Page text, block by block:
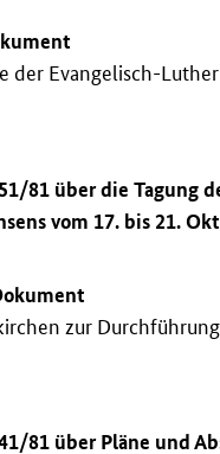
der Evangelisch-
81 über die Tagung
vom 17. bis 21.
zur
81 über Pläne und